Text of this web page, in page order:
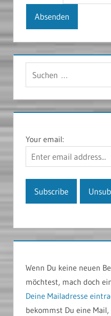
Your email:
Wenn Du keine neuen
möchtest, mach doch
Deine Mailadresse
bekommst Du eine